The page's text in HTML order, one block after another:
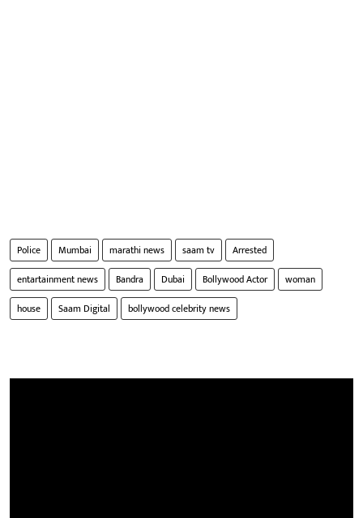
Police Mumbai marathi news saam tv
Arrested
entartainment news
Bandra Dubai Bollywood Actor
woman
house
Saam Digital bollywood celebrity news